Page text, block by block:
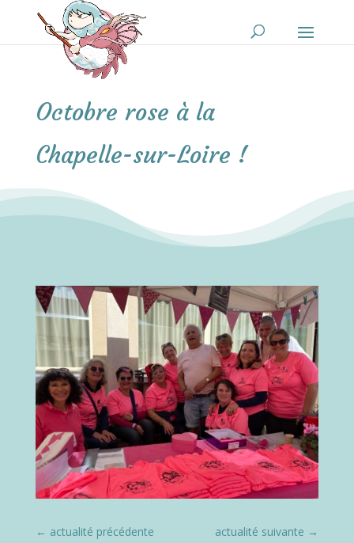
Octobre rose à la
Chapelle-sur-Loire !
← actualité précédente actualité suivante →